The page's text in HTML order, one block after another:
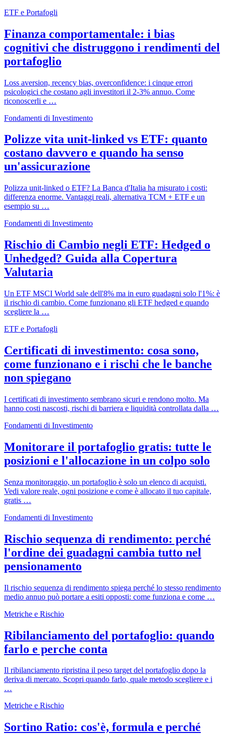
ETF e Portafogli
Finanza comportamentale: i bias
cognitivi che distruggono i rendimenti del
portafoglio
Loss aversion, recency bias, overconfidence: i cinque errori
psicologici che costano agli investitori il 2-3% annuo. Come
riconoscerli e …
Fondamenti di Investimento
Polizze vita unit-linked vs ETF: quanto
costano davvero e quando ha senso
un'assicurazione
Polizza unit-linked o ETF? La Banca d'Italia ha misurato i costi:
differenza enorme. Vantaggi reali, alternativa TCM + ETF e un
esempio su …
Fondamenti di Investimento
Rischio di Cambio negli ETF: Hedged o
Unhedged? Guida alla Copertura
Valutaria
Un ETF MSCI World sale dell'8% ma in euro guadagni solo l'1%: è
il rischio di cambio. Come funzionano gli ETF hedged e quando
scegliere la …
ETF e Portafogli
Certificati di investimento: cosa sono,
come funzionano e i rischi che le banche
non spiegano
I certificati di investimento sembrano sicuri e rendono molto. Ma
hanno costi nascosti, rischi di barriera e liquidità controllata dalla …
Fondamenti di Investimento
Monitorare il portafoglio gratis: tutte le
posizioni e l'allocazione in un colpo solo
Senza monitoraggio, un portafoglio è solo un elenco di acquisti.
Vedi valore reale, ogni posizione e come è allocato il tuo capitale,
gratis …
Fondamenti di Investimento
Rischio sequenza di rendimento: perché
l'ordine dei guadagni cambia tutto nel
pensionamento
Il rischio sequenza di rendimento spiega perché lo stesso rendimento
medio annuo può portare a esiti opposti: come funziona e come …
Metriche e Rischio
Ribilanciamento del portafoglio: quando
farlo e perche conta
Il ribilanciamento ripristina il peso target del portafoglio dopo la
deriva di mercato. Scopri quando farlo, quale metodo scegliere e i
…
Metriche e Rischio
Sortino Ratio: cos'è, formula e perché